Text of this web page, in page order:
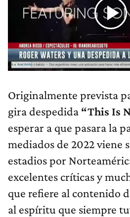
Originalmente prevista
gira despedida “This Is
esperar a que pasara la
mediados de 2022 viene
estadios por
excelentes críticas y
que refiere al contenido
al espíritu que siempre